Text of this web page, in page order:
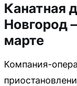
Канатная
Новгород
марте
Компания-